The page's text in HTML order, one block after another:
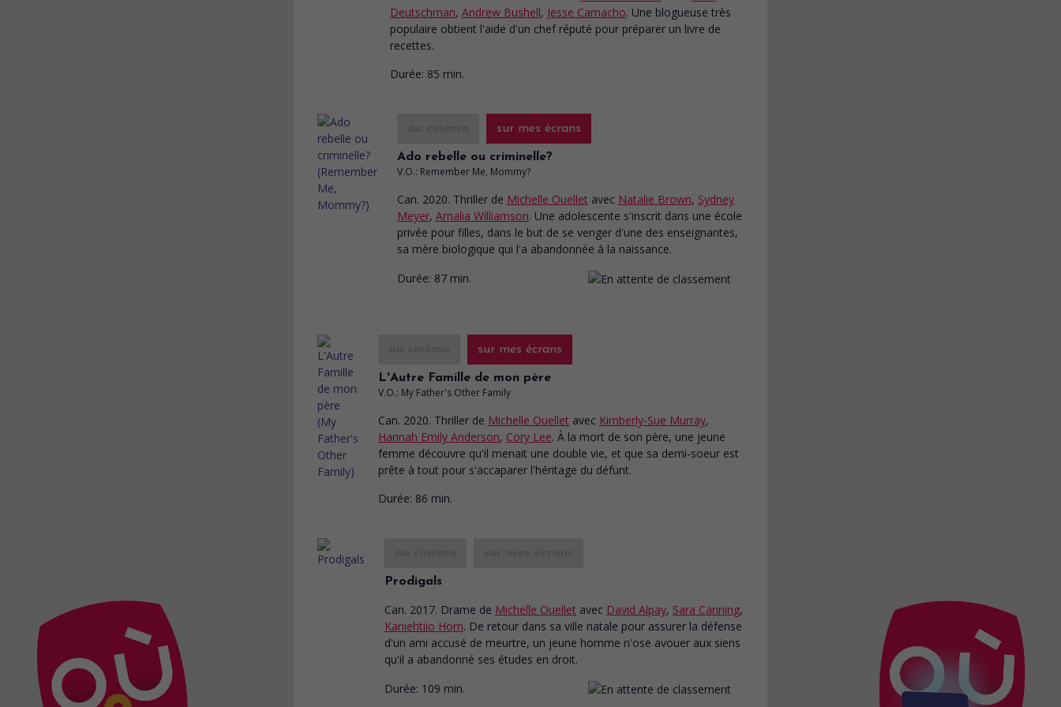
Deutschman, Andrew Bushell, Jesse Camacho. Une blogueuse très
populaire obtient l'aide d'un chef réputé pour préparer un livre de
recettes.
Durée: 85 min.
sur mes écrans
Ado rebelle ou criminelle?
V.O.: Remember Me, Mommy?
Can. 2020. Thriller de Michelle Ouellet avec Natalie Brown, Sydney
Meyer, Amalia Williamson. Une adolescente s'inscrit dans une école
privée pour filles, dans le but de se venger d'une des enseignantes,
sa mère biologique qui l'a abandonnée à la naissance.
Durée: 87 min.
sur mes écrans
L'Autre Famille de mon père
V.O.: My Father's Other Family
Can. 2020. Thriller de Michelle Ouellet avec Kimberly-Sue Murray,
Hannah Emily Anderson, Cory Lee. À la mort de son père, une jeune
femme découvre qu'il menait une double vie, et que sa demi-soeur est
prête à tout pour s'accaparer l'héritage du défunt.
Durée: 86 min.
Prodigals
Can. 2017. Drame de Michelle Ouellet avec David Alpay, Sara Canning,
Kaniehtiio Horn. De retour dans sa ville natale pour assurer la défense
d'un ami accusé de meurtre, un jeune homme n'ose avouer aux siens
qu'il a abandonné ses études en droit.
Durée: 109 min.